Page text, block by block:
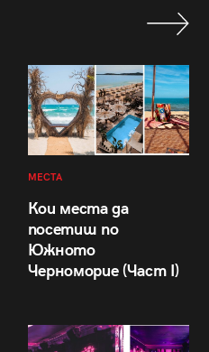
МЕСТА
Кои места да
посетиш по
Южното
Черноморие (Част I)